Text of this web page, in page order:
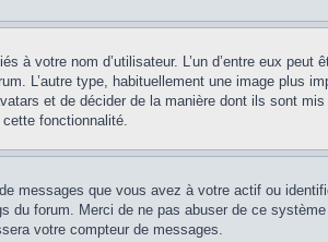
votre nom d’utilisateur. L’un d’entre eux
L’autre type, habituellement une image plus
et de décider de la manière dont ils sont
fonctionnalité.
messages que vous avez à votre actif ou
forum. Merci de ne pas abuser de ce
votre compteur de messages.